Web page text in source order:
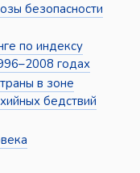
безопасности
по индексу
годах
в зоне
бедствий